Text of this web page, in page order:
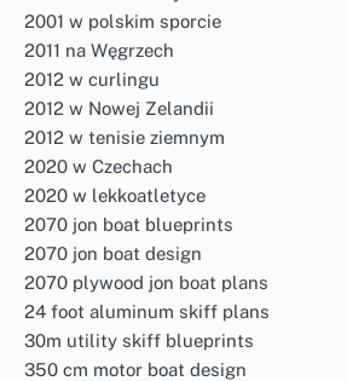
2001 w polskim sporcie
2011 na Węgrzech
2012 w curlingu
2012 w Nowej Zelandii
2012 w tenisie ziemnym
2020 w Czechach
2020 w lekkoatletyce
2070 jon boat blueprints
2070 jon boat design
2070 plywood jon boat plans
24 foot aluminum skiff plans
30m utility skiff blueprints
350 cm motor boat design